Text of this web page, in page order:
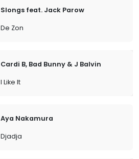
Slongs feat. Jack Parow
De Zon
Cardi B, Bad Bunny & J Balvin
I Like It
Aya Nakamura
Djadja